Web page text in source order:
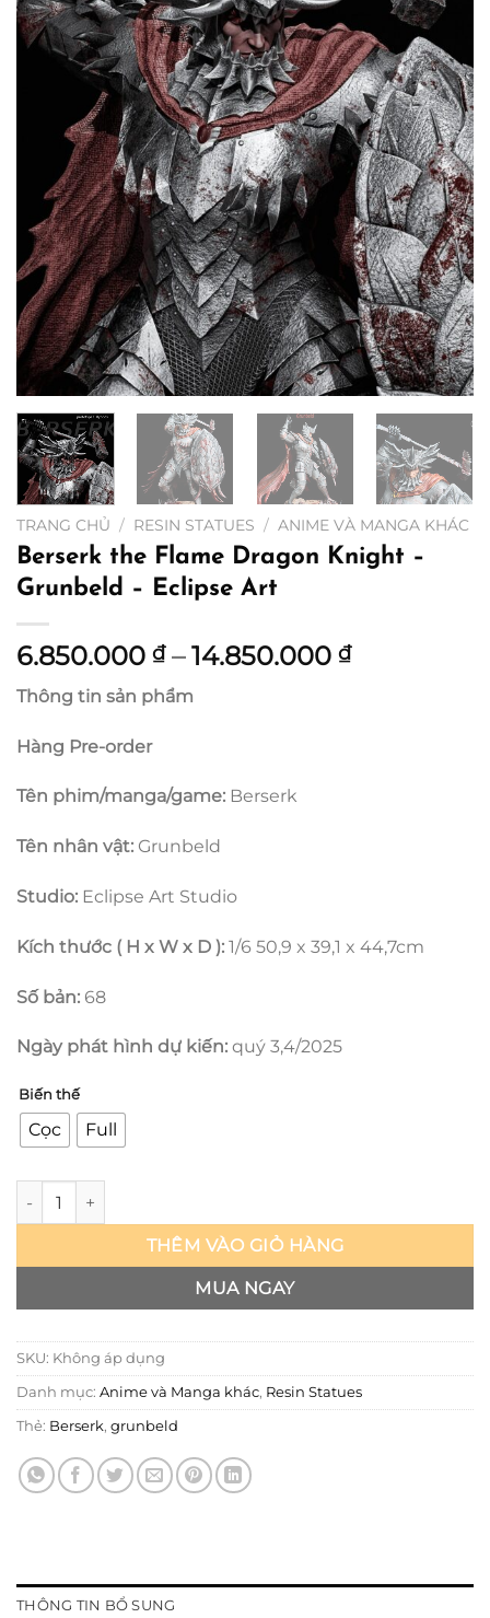
TRANG CHỦ / RESIN STATUES / ANIME VÀ MANGA KHÁC
Berserk the Flame Dragon Knight –
Grunbeld – Eclipse Art
6.850.000 ₫ – 14.850.000 ₫Khoảng
Thông tin sản phẩm
Hàng Pre-order
Tên phim/manga/game: Berserk
Tên nhân vật: Grunbeld
Studio: Eclipse Art Studio
Kích thước ( H x W x D ): 1/6 50,9 x 39,1 x 44,7cm
Số bản: 68
Ngày phát hình dự kiến: quý 3,4/2025
Biến thế
Cọc Full
Berserk the Flame Dragon Knight - Grunbeld - Eclipse Art số
THÊM VÀO GIỎ HÀNG
MUA NGAY
SKU: Không áp dụng
Danh mục: Anime và Manga khác, Resin Statues
Thẻ: Berserk, grunbeld
THÔNG TIN BỔ SUNG